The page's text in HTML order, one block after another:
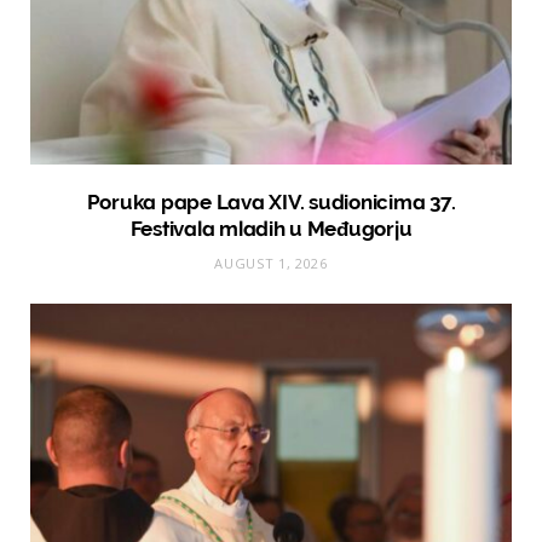
Poruka pape Lava XIV. sudionicima 37.
Festivala mladih u Međugorju
AUGUST 1, 2026